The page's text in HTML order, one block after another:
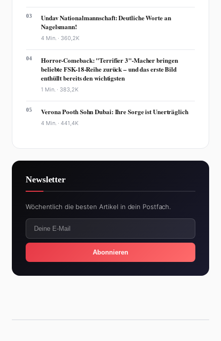
03
Undav Nationalmannschaft: Deutliche Worte an
Nagelsmann!
4 Min. · 360,2K
04
Horror-Comeback: "Terrifier 3"-Macher bringen
beliebte FSK-18-Reihe zurück – und das erste Bild
enthüllt bereits den wichtigsten
1 Min. · 383,2K
05 Verona Pooth Sohn Dubai: Ihre Sorge ist Unerträglich
4 Min. ·441,4K
Newsletter
Wöchentlich die besten Artikel in dein Postfach.
Abonnieren